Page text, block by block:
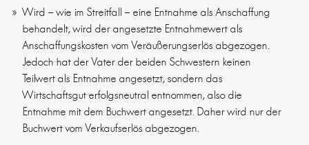
Wird – wie im Streitfall – eine Entnahme als Anschaffung
behandelt, wird der angesetzte Entnahmewert als
Anschaffungskosten vom Veräußerungserlös abgezogen.
Jedoch hat der Vater der beiden Schwestern keinen
Teilwert als Entnahme angesetzt, sondern das
Wirtschaftsgut erfolgsneutral entnommen, also die
Entnahme mit dem Buchwert angesetzt. Daher wird nur der
Buchwert vom Verkaufserlös abgezogen.